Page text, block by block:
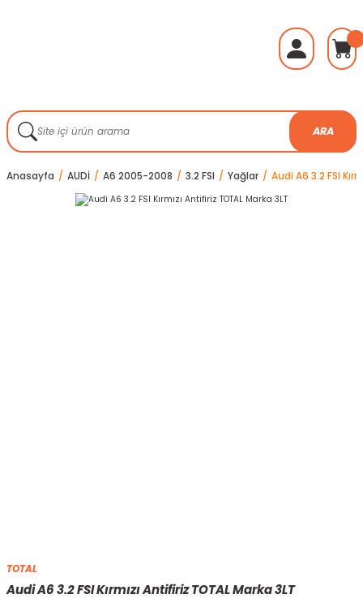
ARA
Anasayfa AUDİ A6 2005-2008 3.2 FSI Yağlar Audi A6 3.2 FSI
TOTAL
Audi A6 3.2 FSI Kırmızı Antifiriz TOTAL Marka 3LT